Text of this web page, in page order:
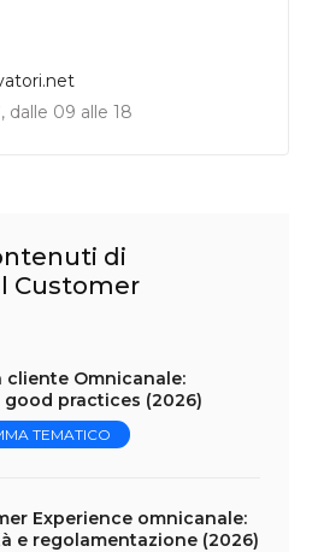
dalle 09 alle 18
di
Customer
cliente Omnicanale:
practices (2026)
TEMATICO
Experience omnicanale:
e regolamentazione (2026)